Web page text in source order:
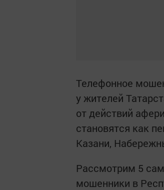
Телефонное
у жителей
от действий
становятся как
Казани,
Рассмотрим 5
мошенники в